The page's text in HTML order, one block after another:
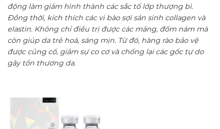
động làm giảm hình thành các sắc tố lớp thượng bì.
Đồng thời, kích thích các vi bào sợi sản sinh collagen và
elastin. Không chỉ điều trị được các mảng, đốm nám mà
còn giúp da trẻ hoá, sáng mịn. Từ đó, hàng rào bảo vệ
được củng cố, giảm sự co cơ và chống lại các gốc tự do
gây tổn thương da.